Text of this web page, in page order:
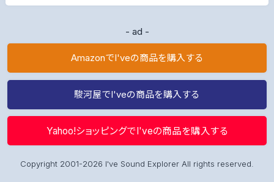
- ad -
AmazonでI'veの商品を購入する
駿河屋でI'veの商品を購入する
Yahoo!ショッピングでI'veの商品を購入する
Copyright 2001-2026 I've Sound Explorer All rights reserved.